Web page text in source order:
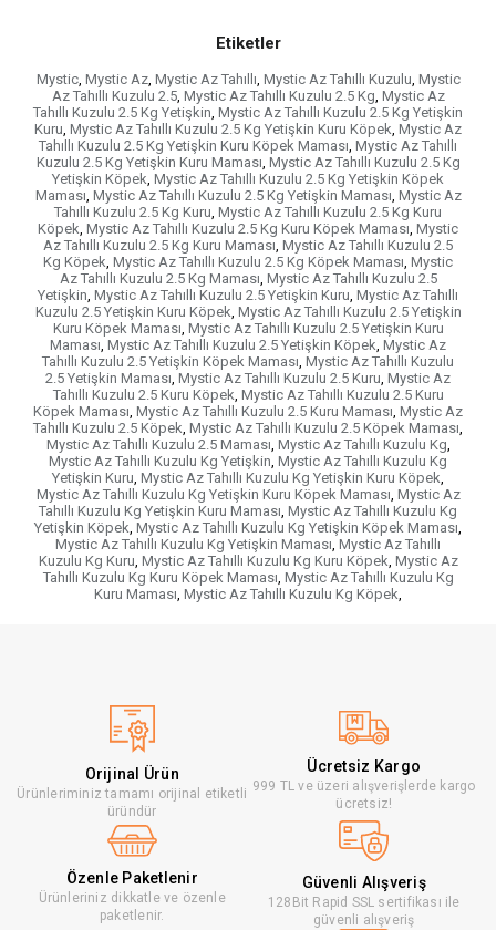
Etiketler
Mystic, Mystic Az, Mystic Az Tahıllı Mystic Az Tahıllı Kuzulu Mystic
Az Tahıllı Kuzulu 2.5, Mystic Az Tahıllı Kuzulu 2.5 Kg Mystic Az
Tahıllı Kuzulu 2.5 Kg Yetişkin Mystic Az Tahıllı Kuzulu 2.5 Kg Yetişkin
Kuru Mystic Az Tahıllı Kuzulu 2.5 Kg Yetişkin Kuru Köpek Mystic Az
Tahıllı Kuzulu 2.5 Kg Yetişkin Kuru Köpek Maması Mystic Az Tahıllı
Kuzulu 2.5 Kg Yetişkin Kuru Maması Mystic Az Tahıllı Kuzulu 2.5 Kg
Yetişkin Köpek Mystic Az Tahıllı Kuzulu 2.5 Kg Yetişkin Köpek
Maması Mystic Az Tahıllı Kuzulu 2.5 Kg Yetişkin Maması Mystic Az
Tahıllı Kuzulu 2.5 Kg Kuru Mystic Az Tahıllı Kuzulu 2.5 Kg Kuru
Köpek Mystic Az Tahıllı Kuzulu 2.5 Kg Kuru Köpek Maması Mystic
Az Tahıllı Kuzulu 2.5 Kg Kuru Maması Mystic Az Tahıllı Kuzulu 2.5
Kg Köpek Mystic Az Tahıllı Kuzulu 2.5 Kg Köpek Maması Mystic
Az Tahıllı Kuzulu 2.5 Kg Maması Mystic Az Tahıllı Kuzulu 2.5
Yetişkin Mystic Az Tahıllı Kuzulu 2.5 Yetişkin Kuru Mystic Az Tahıllı
Kuzulu 2.5 Yetişkin Kuru Köpek Mystic Az Tahıllı Kuzulu 2.5 Yetişkin
Kuru Köpek Maması Mystic Az Tahıllı Kuzulu 2.5 Yetişkin Kuru
Maması Mystic Az Tahıllı Kuzulu 2.5 Yetişkin Köpek Mystic Az
Tahıllı Kuzulu 2.5 Yetişkin Köpek Maması Mystic Az Tahıllı Kuzulu
2.5 Yetişkin Maması Mystic Az Tahıllı Kuzulu 2.5 Kuru Mystic Az
Tahıllı Kuzulu 2.5 Kuru Köpek Mystic Az Tahıllı Kuzulu 2.5 Kuru
Köpek Maması Mystic Az Tahıllı Kuzulu 2.5 Kuru Maması Mystic Az
Tahıllı Kuzulu 2.5 Köpek Mystic Az Tahıllı Kuzulu 2.5 Köpek Maması
Mystic Az Tahıllı Kuzulu 2.5 Maması Mystic Az Tahıllı Kuzulu Kg
Mystic Az Tahıllı Kuzulu Kg Yetişkin Mystic Az Tahıllı Kuzulu Kg
Yetişkin Kuru Mystic Az Tahıllı Kuzulu Kg Yetişkin Kuru Köpek
Mystic Az Tahıllı Kuzulu Kg Yetişkin Kuru Köpek Maması Mystic Az
Tahıllı Kuzulu Kg Yetişkin Kuru Maması Mystic Az Tahıllı Kuzulu Kg
Yetişkin Köpek Mystic Az Tahıllı Kuzulu Kg Yetişkin Köpek Maması
Mystic Az Tahıllı Kuzulu Kg Yetişkin Maması Mystic Az Tahıllı
Kuzulu Kg Kuru Mystic Az Tahıllı Kuzulu Kg Kuru Köpek Mystic Az
Tahıllı Kuzulu Kg Kuru Köpek Maması Mystic Az Tahıllı Kuzulu Kg
Kuru Maması Mystic Az Tahıllı Kuzulu Kg Köpek
Orijinal Ürün
Ürünleriminiz tamamı orijinal etiketli
üründür
Ücretsiz Kargo
999 TL ve üzeri alışverişlerde kargo
ücretsiz!
Özenle Paketlenir
Ürünleriniz dikkatle ve özenle
paketlenir.
Güvenli Alışveriş
128Bit Rapid SSL sertifikası ile
güvenli alışveriş